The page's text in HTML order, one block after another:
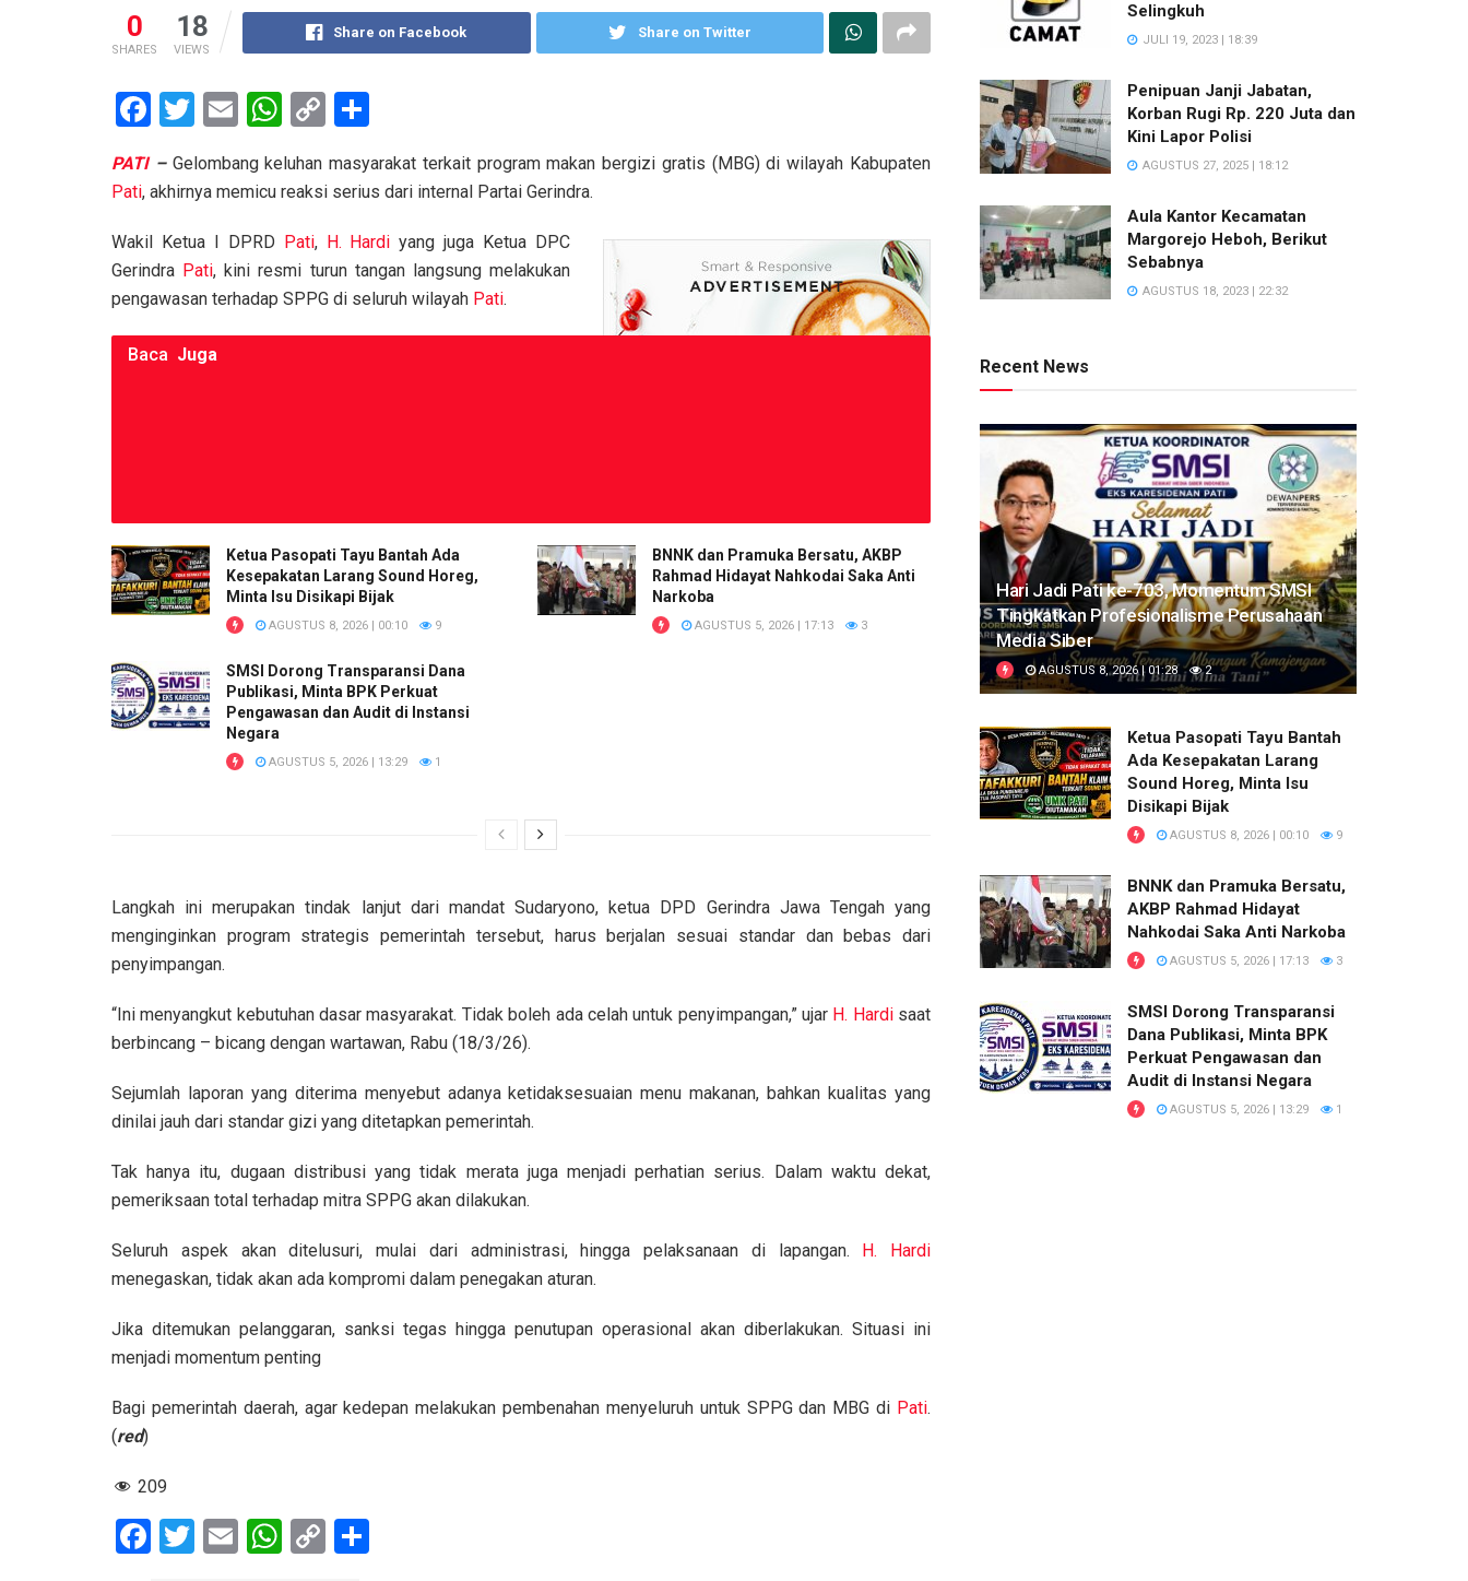
0
SHARES
18
VIEWS
Share on Facebook Share on Twitter
F
ce
o
o
k
T
tt
er
E
ail
W
at
A
p
p
C
py
n
k
ar
PATI–Gelombang keluhan masyarakat terkait program makan bergizi gratis (MBG) di wilayah Kabupaten
Pati, akhirnya memicu reaksi serius dari internal Partai Gerindra.
Wakil Ketua I DPRD Pati, H. Hardi yang juga Ketua DPC
Gerindra Pati, kini resmi turun tangan langsung melakukan
pengawasan terhadap SPPG di seluruh wilayah Pati.
Baca Juga
Ketua Pasopati Tayu Bantah Ada
Kesepakatan Larang Sound Horeg,
Minta Isu Disikapi Bijak
AGUSTUS 8, 2026 | 00:10 9
BNNK dan Pramuka Bersatu, AKBP
Rahmad Hidayat Nahkodai Saka Anti
Narkoba
AGUSTUS 5, 2026 | 17:13 3
SMSI Dorong Transparansi Dana
Publikasi, Minta BPK Perkuat
Pengawasan dan Audit di Instansi
Negara
AGUSTUS 5, 2026 | 13:29 1
Langkah ini merupakan tindak lanjut dari mandat Sudaryono, ketua DPD Gerindra Jawa Tengah yang
menginginkan program strategis pemerintah tersebut, harus berjalan sesuai standar dan bebas dari
penyimpangan.
“Ini menyangkut kebutuhan dasar masyarakat. Tidak boleh ada celah untuk penyimpangan,” ujar H. Hardisaat
berbincang – bicang dengan wartawan, Rabu (18/3/26).
Sejumlah laporan yang diterima menyebut adanya ketidaksesuaian menu makanan, bahkan kualitas yang
dinilai jauh dari standar gizi yang ditetapkan pemerintah.
Tak hanya itu, dugaan distribusi yang tidak merata juga menjadi perhatian serius. Dalam waktu dekat,
pemeriksaan total terhadap mitra SPPG akan dilakukan.
Seluruh aspek akan ditelusuri, mulai dari administrasi, hingga pelaksanaan di lapangan. H. Hardi
menegaskan, tidak akan ada kompromi dalam penegakan aturan.
Jika ditemukan pelanggaran, sanksi tegas hingga penutupan operasional akan diberlakukan. Situasi ini
menjadi momentum penting
Bagi pemerintah daerah, agar kedepan melakukan pembenahan menyeluruh untuk SPPG dan MBG di Pati.
(red)
209
F
T
E
W C
Selingkuh
JULI 19, 2023 | 18:39
Penipuan Janji Jabatan,
Korban Rugi Rp. 220 Juta dan
Kini Lapor Polisi
AGUSTUS 27, 2025 | 18:12
Aula Kantor Kecamatan
Margorejo Heboh, Berikut
Sebabnya
AGUSTUS 18, 2023 | 22:32
Recent News
Hari Jadi Pati ke-703, Momentum SMSI
Tingkatkan Profesionalisme Perusahaan
Media Siber
AGUSTUS 8, 2026 | 01:28 2
Ketua Pasopati Tayu Bantah
Ada Kesepakatan Larang
Sound Horeg, Minta Isu
Disikapi Bijak
AGUSTUS 8, 2026 | 00:10 9
BNNK dan Pramuka Bersatu,
AKBP Rahmad Hidayat
Nahkodai Saka Anti Narkoba
AGUSTUS 5, 2026 | 17:13 3
SMSI Dorong Transparansi
Dana Publikasi, Minta BPK
Perkuat Pengawasan dan
Audit di Instansi Negara
AGUSTUS 5, 2026 | 13:29 1